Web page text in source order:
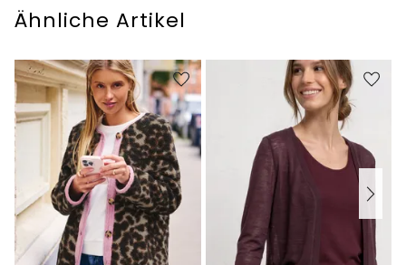
Ähnliche Artikel